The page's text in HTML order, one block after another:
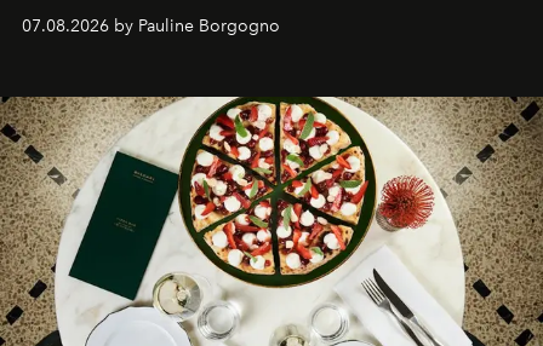
expertise se rencontrent.
07.08.2026 by Pauline Borgogno